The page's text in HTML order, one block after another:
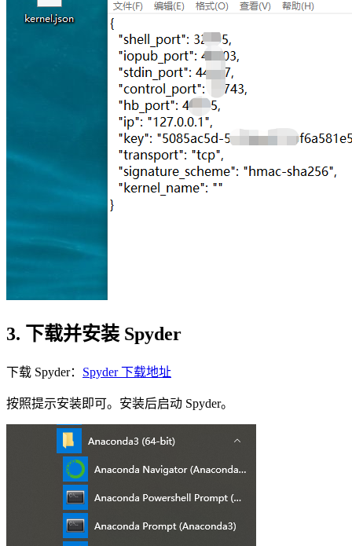
3. 下载并安装 Spyder
下载 Spyder： Spyder 下载地址
按照提示安装即可。安装后启动 Spyder。